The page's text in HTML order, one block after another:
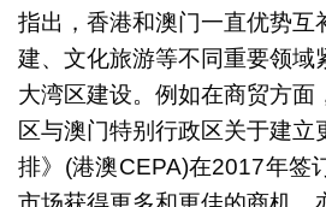
指出，香港和澳门一直优势互
建、文化旅游等不同重要领域
大湾区建设。例如在商贸方面
区与澳门特别行政区关于建立
排》(港澳CEPA)在2017年签